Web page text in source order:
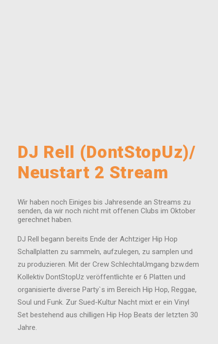
DJ Rell (DontStopUz)/
Neustart 2 Stream
Wir haben noch Einiges bis Jahresende an Streams zu
senden, da wir noch nicht mit offenen Clubs im Oktober
gerechnet haben.
DJ Rell begann bereits Ende der Achtziger Hip Hop
Schallplatten zu sammeln, aufzulegen, zu samplen und
zu produzieren. Mit der Crew SchlechtaUmgang bzw.dem
Kollektiv DontStopUz veröffentlichte er 6 Platten und
organisierte diverse Party`s im Bereich Hip Hop, Reggae,
Soul und Funk. Zur Sued-Kultur Nacht mixt er ein Vinyl
Set bestehend aus chilligen Hip Hop Beats der letzten 30
Jahre.